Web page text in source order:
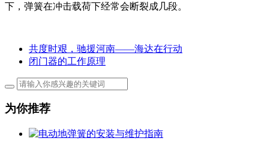
下，弹簧在冲击载荷下经常会断裂成几段。
共度时艰，驰援河南——海达在行动
闭门器的工作原理
为你推荐